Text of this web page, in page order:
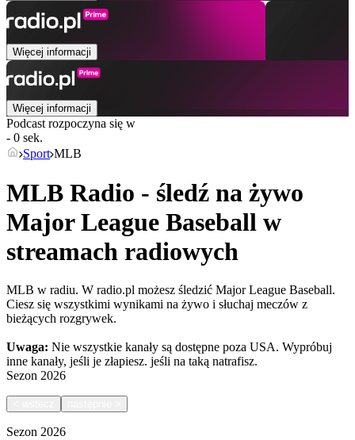
Więcej informacji
Więcej informacji
Podcast rozpoczyna się w
- 0 sek.
Sport MLB
MLB Radio - śledź na żywo
Major League Baseball w
streamach radiowych
MLB w radiu. W radio.pl możesz śledzić Major League Baseball.
Ciesz się wszystkimi wynikami na żywo i słuchaj meczów z
bieżących rozgrywek.
Uwaga: Nie wszystkie kanały są dostępne poza USA. Wypróbuj
inne kanały, jeśli je złapiesz. jeśli na taką natrafisz.
Sezon 2026
Sezon 2026